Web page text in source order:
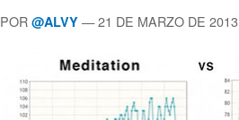
POR @ALVY — 21 DE MARZO DE 2013